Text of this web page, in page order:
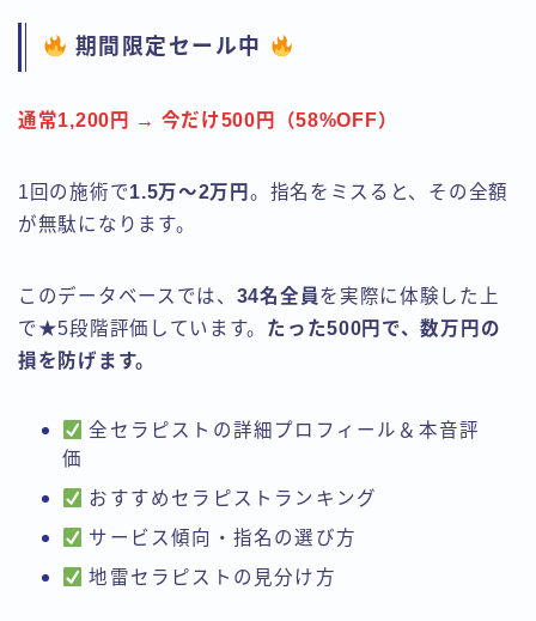
期間限定セール中
通常1,200円 → 今だけ500円（58%OFF）
1回の施術で1.5万〜2万円 。指名をミスると、その全額
が無駄になります。
このデータベースでは、 34名全員を実際に体験した上
で★5段階評価しています。 たった500円で、数万円の
損を防げます。
全セラピストの詳細プロフィール＆本音評
価
おすすめセラピストランキング
サービス傾向・指名の選び方
地雷セラピストの見分け方